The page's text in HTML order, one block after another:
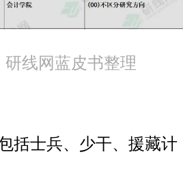
研线网蓝皮书整理
括士兵、少干、援藏计